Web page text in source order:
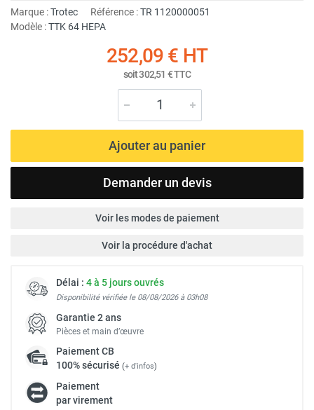
Marque :Trotec Référence :TR 1120000051
Modèle :TTK 64 HEPA
252,09 € HT
soit302,51 €TTC
Ajouter au panier
Demander un devis
Voir les modes de paiement
Voir la procédure d'achat
Délai : 4 à 5 jours ouvrés
Disponibilité vérifiée le 08/08/2026 à 03h08
Garantie 2 ans
Pièces et main d’œuvre
PaiementCB
100% sécurisé (+ d'infos)
Paiement
par virement